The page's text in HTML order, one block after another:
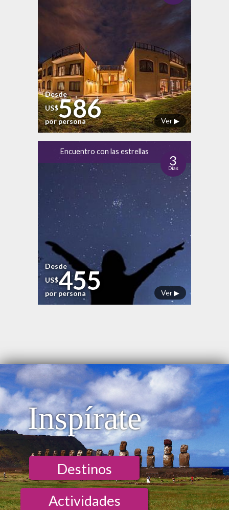
Ver ▶
Desde
US$586
por persona
Encuentro con las estrellas
3
Días
Ver ▶
Desde
US$455
por persona
Inspírate
Destinos
Actividades